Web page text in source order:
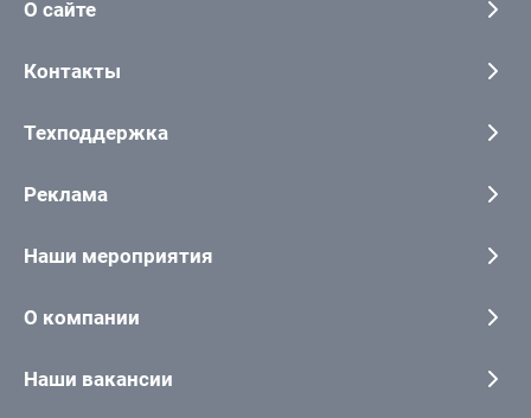
О сайте
Контакты
Техподдержка
Реклама
Наши мероприятия
О компании
Наши вакансии